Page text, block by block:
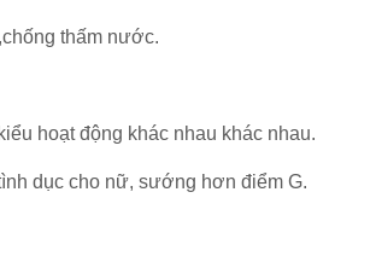
thấm nước.
hoạt động khác nhau khác nhau.
dục cho nữ, sướng hơn điểm G.